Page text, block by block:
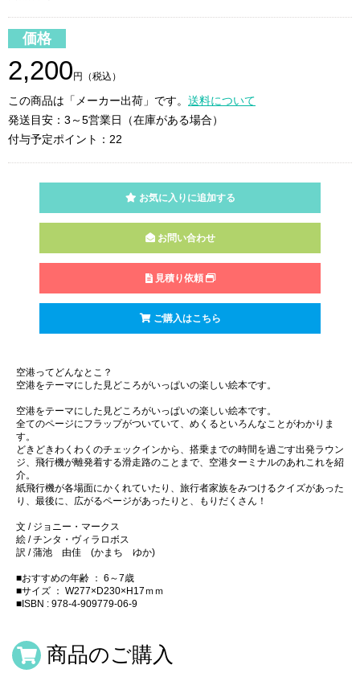
価格
2,200 円（税込）
この商品は「メーカー出荷」です。 送料について
発送目安：3～5営業日（在庫がある場合）
付与予定ポイント：22
お気に入りに追加する
お問い合わせ
見積り依頼
ご購入はこちら
空港ってどんなとこ？
空港をテーマにした見どころがいっぱいの楽しい絵本です。
空港をテーマにした見どころがいっぱいの楽しい絵本です。
全てのページにフラップがついていて、めくるといろんなことがわかりま
す。
どきどきわくわくのチェックインから、搭乗までの時間を過ごす出発ラウン
ジ、飛行機が離発着する滑走路のことまで、空港ターミナルのあれこれを紹
介。
紙飛行機が各場面にかくれていたり、旅行者家族をみつけるクイズがあった
り、最後に、広がるページがあったりと、もりだくさん！
文 / ジョニー・マークス
絵 / チンタ・ヴィラロボス
訳 / 蒲池 由佳 (かまち ゆか)
■おすすめの年齢 ： 6～7歳
■サイズ ： W277×D230×H17ｍｍ
■ISBN : 978-4-909779-06-9
商品のご購入